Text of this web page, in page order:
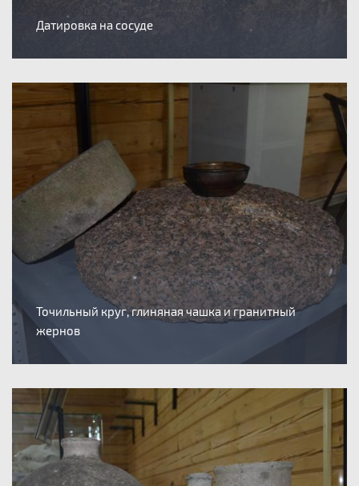
Датировка на сосуде
Точильный круг, глиняная чашка и гранитный
жернов